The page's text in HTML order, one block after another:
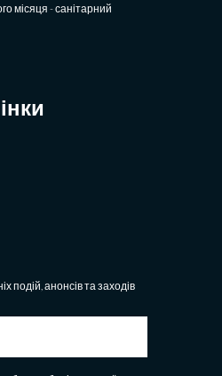
місяця - санітарний
подій, анонсів та заходів